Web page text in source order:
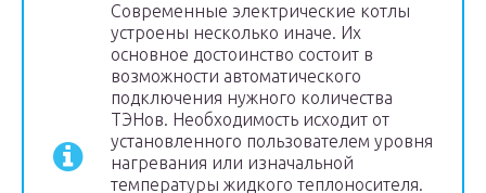
Современные электрические котлы
устроены несколько иначе. Их
основное достоинство состоит в
возможности автоматического
подключения нужного количества
ТЭНов. Необходимость исходит от
установленного пользователем уровня
нагревания или изначальной
температуры жидкого теплоносителя.